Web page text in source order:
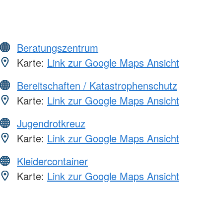
Beratungszentrum
Karte: Link zur Google Maps Ansicht
Bereitschaften / Katastrophenschutz
Karte: Link zur Google Maps Ansicht
Jugendrotkreuz
Karte: Link zur Google Maps Ansicht
Kleidercontainer
Karte: Link zur Google Maps Ansicht